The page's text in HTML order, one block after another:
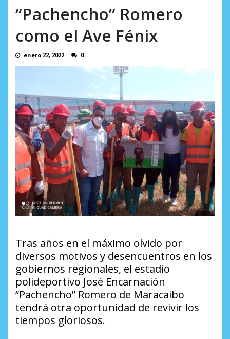
“Pachencho” Romero
como el Ave Fénix
enero 22, 2022 0
Tras años en el máximo olvido por
diversos motivos y desencuentros en los
gobiernos regionales, el estadio
polideportivo José Encarnación
“Pachencho” Romero de Maracaibo
tendrá otra oportunidad de revivir los
tiempos gloriosos.